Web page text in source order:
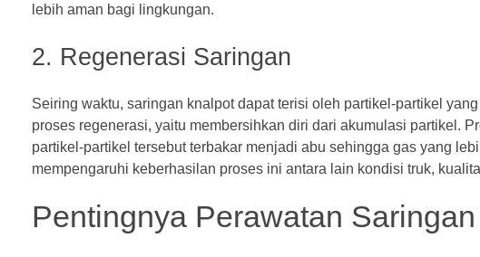
lebih aman bagi lingkungan.
2. Regenerasi Saringan
Seiring waktu, saringan knalpot dapat terisi oleh partikel-partikel
proses regenerasi, yaitu membersihkan diri dari akumulasi partikel.
partikel-partikel tersebut terbakar menjadi abu sehingga gas yang
mempengaruhi keberhasilan proses ini antara lain kondisi truk,
Pentingnya Perawatan